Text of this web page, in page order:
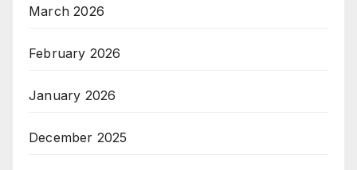
March 2026
February 2026
January 2026
December 2025